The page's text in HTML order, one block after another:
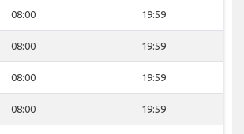
08:00 19:59
08:00 19:59
08:00 19:59
08:00 19:59